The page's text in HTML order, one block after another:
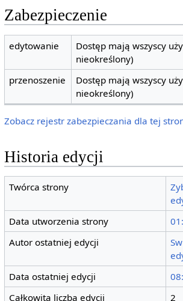
Zabezpieczenie
edytowanie
Dostęp mają wszyscy
nieokreślony)
przenoszenie
Dostęp mają wszyscy
nieokreślony)
Zobacz rejestr zabezpieczania dla tej
Historia edycji
Twórca strony
Data utworzenia strony
Autor ostatniej edycji
Sw
Data ostatniej edycji
Całkowita liczba edycji
2